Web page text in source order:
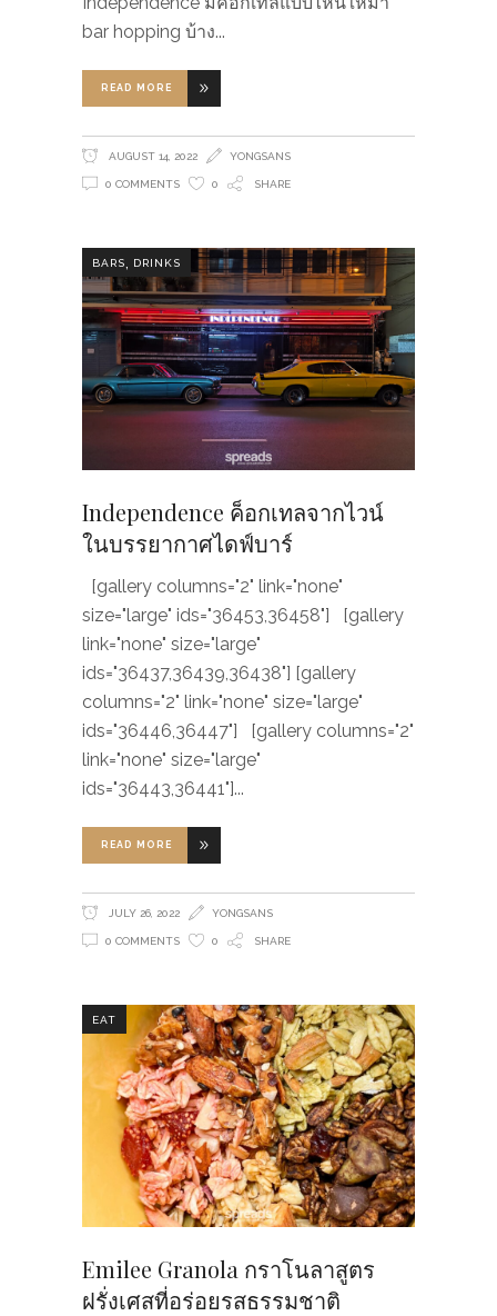
bar hopping บ้าง
READ MORE
AUGUST 14, 2022 YONGSANS
0 COMMENTS 0 SHARE
BARS, DRINKS
Independence ค็อกเทลจากไวน์
ในบรรยากาศไดฟ์บาร์
[gallery columns="2" link="none"
size="large" ids="36453,36458"] [gallery
link="none" size="large"
ids="36437,36439,36438"] [gallery
columns="2" link="none" size="large"
ids="36446,36447"] [gallery columns="2"
link="none" size="large"
ids="36443,36441"]
READ MORE
JULY 26, 2022 YONGSANS
0 COMMENTS 0 SHARE
EAT
Emilee Granola กราโนลาสูตร
ฝรั่งเศสที่อร่อยรสธรรมชาติ